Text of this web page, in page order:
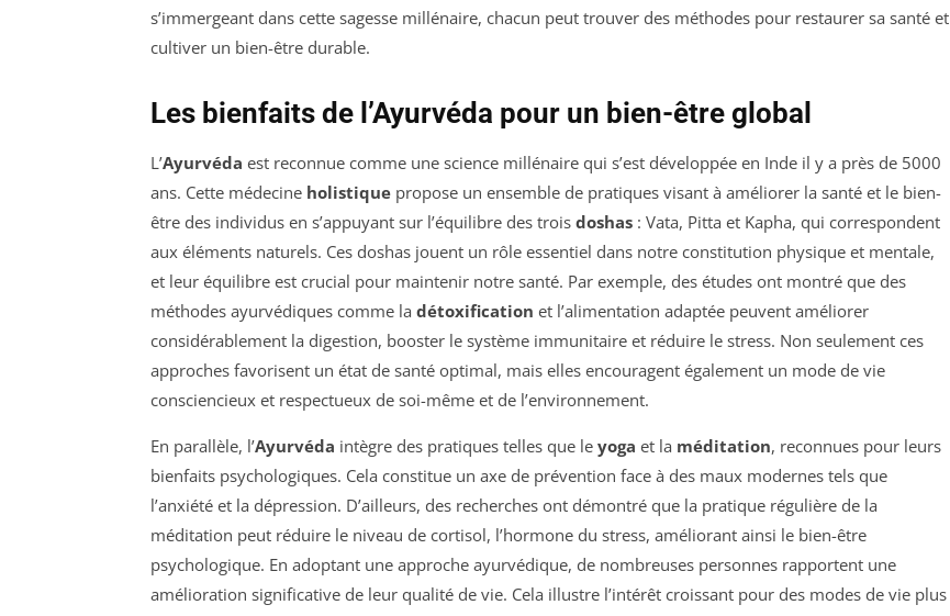
s’immergeant dans cette sagesse millénaire, chacun peut trouver des méthodes pour restaurer sa santé et
cultiver un bien-être durable.
Les bienfaits de l’Ayurvéda pour un bien-être global
L’Ayurvéda est reconnue comme une science millénaire qui s’est développée en Inde il y a près de 5000
ans. Cette médecine holistique propose un ensemble de pratiques visant à améliorer la santé et le bien-
être des individus en s’appuyant sur l’équilibre des trois doshas : Vata, Pitta et Kapha, qui correspondent
aux éléments naturels. Ces doshas jouent un rôle essentiel dans notre constitution physique et mentale,
et leur équilibre est crucial pour maintenir notre santé. Par exemple, des études ont montré que des
méthodes ayurvédiques comme la détoxification et l’alimentation adaptée peuvent améliorer
considérablement la digestion, booster le système immunitaire et réduire le stress. Non seulement ces
approches favorisent un état de santé optimal, mais elles encouragent également un mode de vie
consciencieux et respectueux de soi-même et de l’environnement.
En parallèle, l’Ayurvéda intègre des pratiques telles que le yoga et la méditation, reconnues pour leurs
bienfaits psychologiques. Cela constitue un axe de prévention face à des maux modernes tels que
l’anxiété et la dépression. D’ailleurs, des recherches ont démontré que la pratique régulière de la
méditation peut réduire le niveau de cortisol, l’hormone du stress, améliorant ainsi le bien-être
psychologique. En adoptant une approche ayurvédique, de nombreuses personnes rapportent une
amélioration significative de leur qualité de vie. Cela illustre l’intérêt croissant pour des modes de vie plus